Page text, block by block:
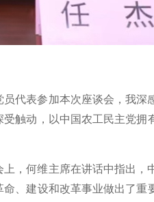
代表参加本次座谈会，我深
触动，以中国农工民主党拥
，何维主席在讲话中指出，
、建设和改革事业做出了重